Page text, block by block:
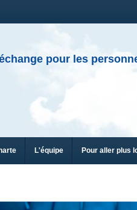
pour les
L'équipe Pour aller plus